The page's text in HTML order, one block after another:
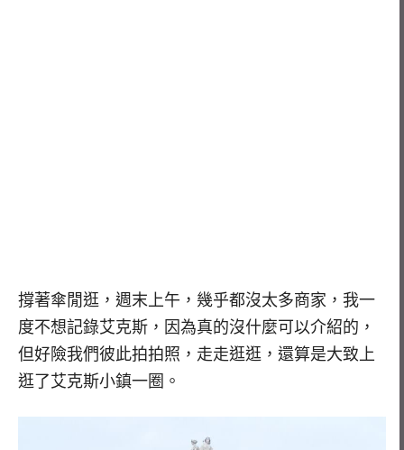
撐著傘閒逛，週末上午，幾乎都沒太多商家，我一
度不想記錄艾克斯，因為真的沒什麼可以介紹的，
但好險我們彼此拍拍照，走走逛逛，還算是大致上
逛了艾克斯小鎮一圈。